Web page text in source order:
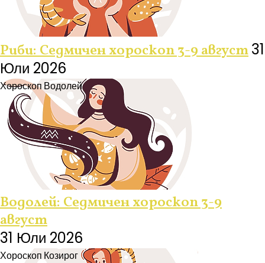
Риби: Седмичен хороскоп 3-9 август31
Юли 2026
ХороскопВодолей
Водолей: Седмичен хороскоп 3-9
август
31 Юли 2026
Хороскоп Козирог